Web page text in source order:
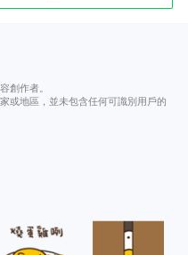
創作者。
或地區，並未包含任何可識別用戶的